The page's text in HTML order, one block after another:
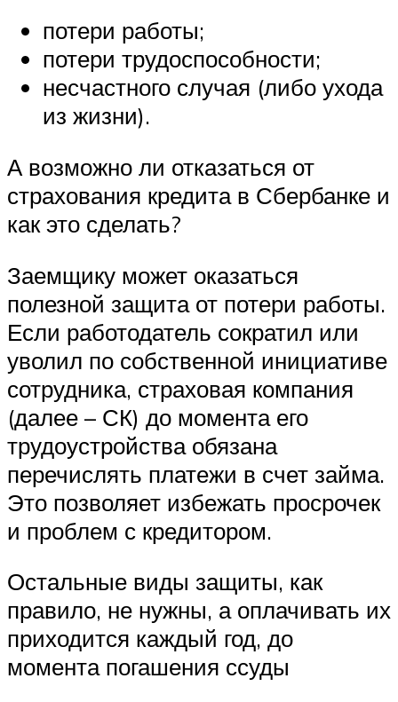
потери работы;
потери трудоспособности;
несчастного случая (либо ухода
из жизни).
А возможно ли отказаться от
страхования кредита в Сбербанке и
как это сделать?
Заемщику может оказаться
полезной защита от потери работы.
Если работодатель сократил или
уволил по собственной инициативе
сотрудника, страховая компания
(далее – СК) до момента его
трудоустройства обязана
перечислять платежи в счет займа.
Это позволяет избежать просрочек
и проблем с кредитором.
Остальные виды защиты, как
правило, не нужны, а оплачивать их
приходится каждый год, до
момента погашения ссуды